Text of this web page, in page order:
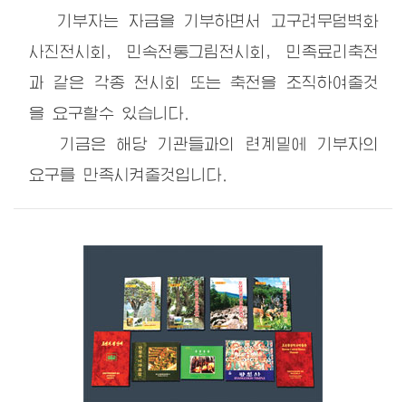
기부자는 자금을 기부하면서 고구려무덤벽화
사진전시회, 민속전통그림전시회, 민족료리축전
과 같은 각종 전시회 또는 축전을 조직하여줄것
을 요구할수 있습니다.
기금은 해당 기관들과의 련계밑에 기부자의
요구를 만족시켜줄것입니다.